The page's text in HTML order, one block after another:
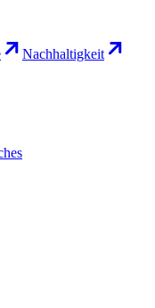
Nachhaltigkeit